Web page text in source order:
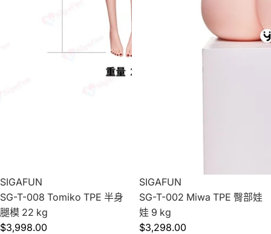
SIGAFUN
SG-T-008 Tomiko TPE 半身
腿模 22 kg
$3,998.00
SIGAFUN
SG-T-002 Miwa TPE 臀部娃
娃 9 kg
$3,298.00